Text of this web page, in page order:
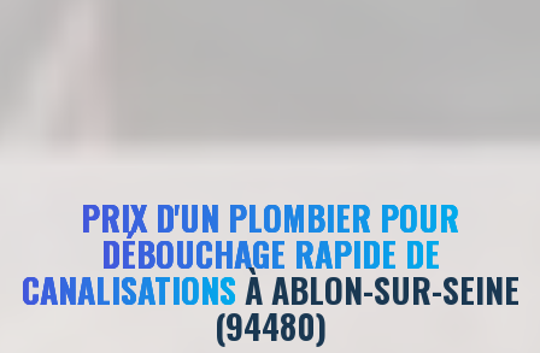
PRIX D'UN PLOMBIER POUR
DÉBOUCHAGE RAPIDE DE
CANALISATIONSÀ ABLON-SUR-SEINE
(94480)